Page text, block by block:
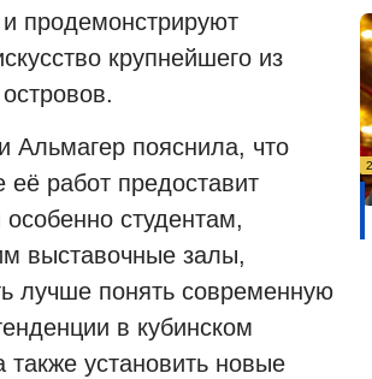
продемонстрируют
крупнейшего из
Альмагер пояснила, что
её работ предоставит
студентам,
выставочные залы,
лучше понять современную
в кубинском
также установить новые